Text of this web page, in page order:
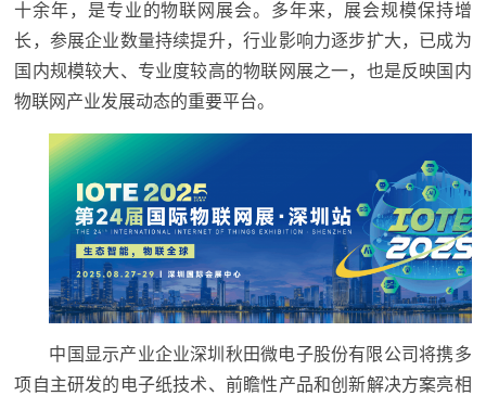
十余年，是专业的物联网展会。多年来，展会规模保持增
长，参展企业数量持续提升，行业影响力逐步扩大，已成为
国内规模较大、专业度较高的物联网展之一，也是反映国内
物联网产业发展动态的重要平台。
中国显示产业企业深圳秋田微电子股份有限公司将携多
项自主研发的电子纸技术、前瞻性产品和创新解决方案亮相